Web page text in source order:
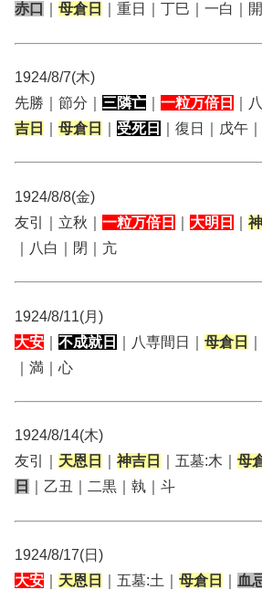
赤口
母倉日 ｜重日｜丁巳｜一白｜
1924/8/7(木)
先勝｜節分｜ 三隣亡 一粒万倍日 ｜
吉日
母倉日 受死日 ｜復日｜戊午
1924/8/8(金)
友引｜立秋｜ 一粒万倍日 大明日
｜八白｜閉｜亢
1924/8/11(月)
大安
不成就日 ｜八専間日｜ 母倉日
｜満｜心
1924/8/14(木)
友引｜ 天恩日 神吉日 ｜五墓:木｜ 母
日
｜乙丑｜二黒｜執｜斗
1924/8/17(日)
大安
天恩日 ｜五墓:土｜ 母倉日 血